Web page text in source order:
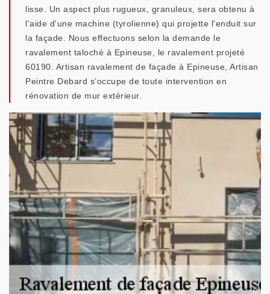
lisse. Un aspect plus rugueux, granuleux, sera obtenu à
l'aide d'une machine (tyrolienne) qui projette l'enduit sur
la façade. Nous effectuons selon la demande le
ravalement taloché à Epineuse, le ravalement projeté
60190. Artisan ravalement de façade à Epineuse, Artisan
Peintre Debard s’occupe de toute intervention en
rénovation de mur extérieur.